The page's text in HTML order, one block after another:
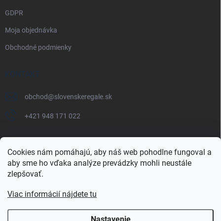
Cookies nám pomáhajú, aby náš web pohodlne fungoval a
aby sme ho vďaka analýze prevádzky mohli neustále
zlepšovať.
Viac informácií nájdete tu
GDPR
Moja objednávka
Obchodné podmienky
KONTAKT
obchod@slovenskeregale.sk
+421 948 171 022
Najnakup.sk Heureka.sk Pricemania.sk